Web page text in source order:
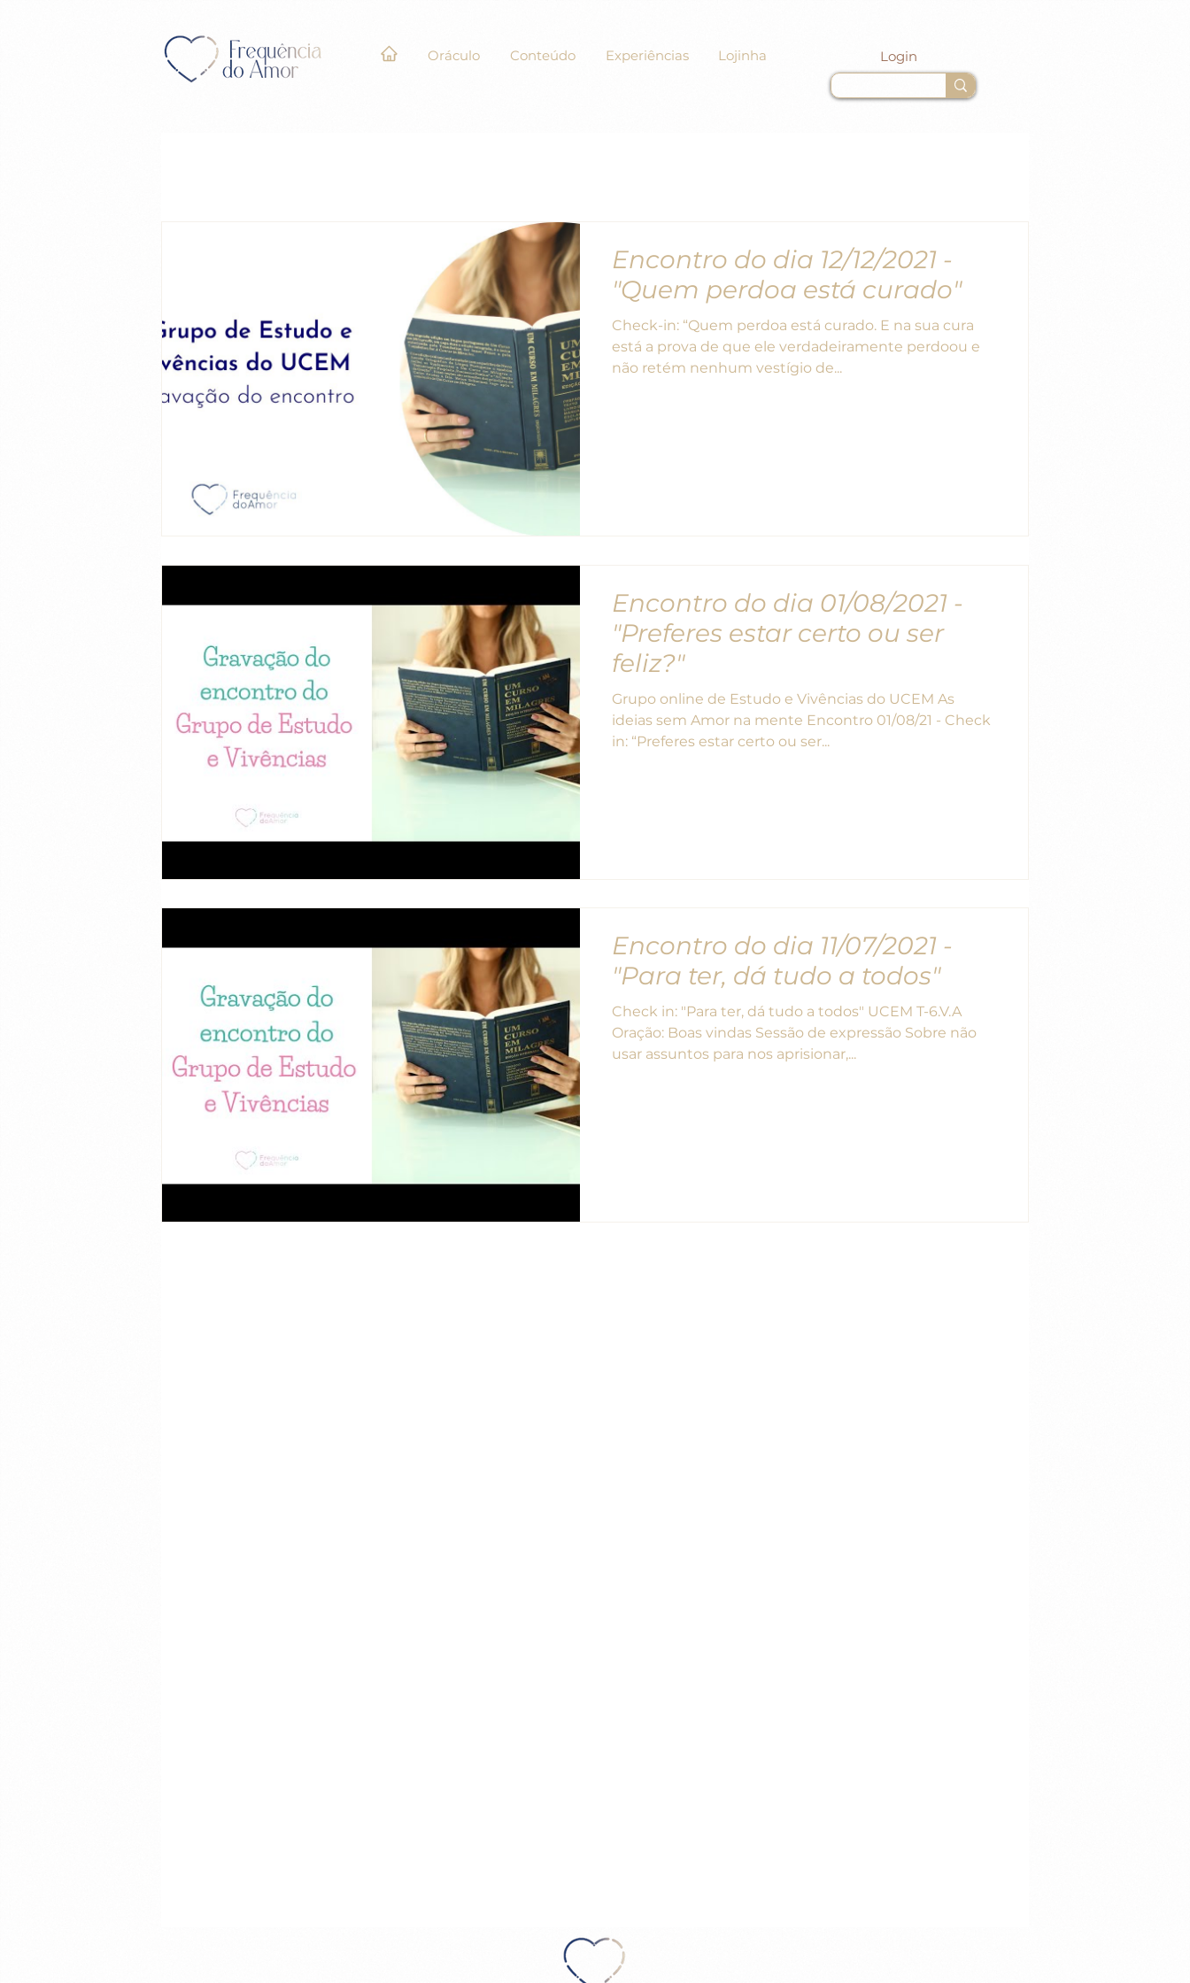
Oráculo Conteúdo Experiências Lojinha Login
Encontro do dia 12/12/2021 -
"Quem perdoa está curado"
Check-in: “Quem perdoa está curado. E na sua cura
está a prova de que ele verdadeiramente perdoou e
não retém nenhum vestígio de...
Encontro do dia 01/08/2021 -
"Preferes estar certo ou ser
feliz?"
Grupo online de Estudo e Vivências do UCEM As
ideias sem Amor na mente Encontro 01/08/21 - Check
in: “Preferes estar certo ou ser...
Encontro do dia 11/07/2021 -
"Para ter, dá tudo a todos"
Check in: "Para ter, dá tudo a todos" UCEM T-6.V.A
Oração: Boas vindas Sessão de expressão Sobre não
usar assuntos para nos aprisionar,...